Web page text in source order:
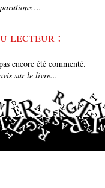
...
lecteur :
encore été commenté.
sur le livre...